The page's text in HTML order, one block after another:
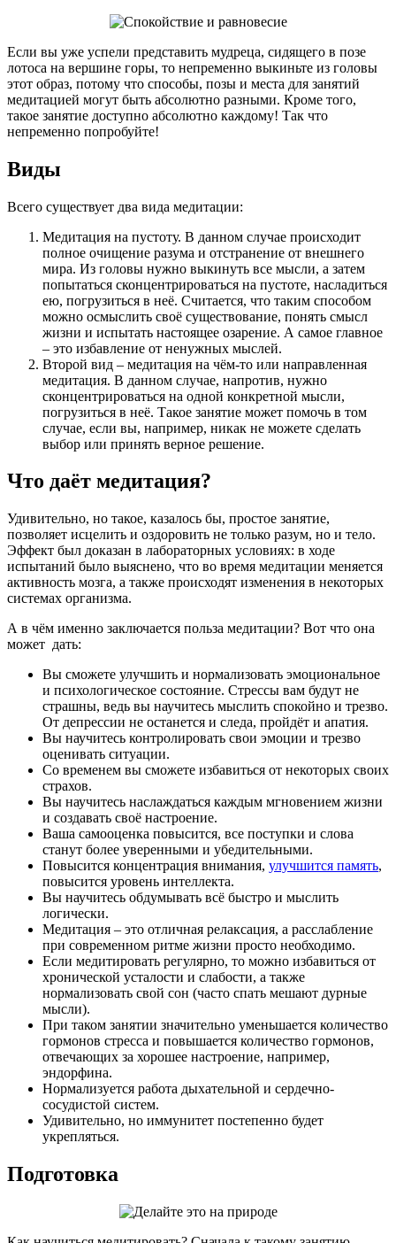
Если вы уже успели представить мудреца, сидящего в позе
лотоса на вершине горы, то непременно выкиньте из головы
этот образ, потому что способы, позы и места для занятий
медитацией могут быть абсолютно разными. Кроме того,
такое занятие доступно абсолютно каждому! Так что
непременно попробуйте!
Виды
Всего существует два вида медитации:
Медитация на пустоту. В данном случае происходит
полное очищение разума и отстранение от внешнего
мира. Из головы нужно выкинуть все мысли, а затем
попытаться сконцентрироваться на пустоте, насладиться
ею, погрузиться в неё. Считается, что таким способом
можно осмыслить своё существование, понять смысл
жизни и испытать настоящее озарение. А самое главное
– это избавление от ненужных мыслей.
Второй вид – медитация на чём-то или направленная
медитация. В данном случае, напротив, нужно
сконцентрироваться на одной конкретной мысли,
погрузиться в неё. Такое занятие может помочь в том
случае, если вы, например, никак не можете сделать
выбор или принять верное решение.
Что даёт медитация?
Удивительно, но такое, казалось бы, простое занятие,
позволяет исцелить и оздоровить не только разум, но и тело.
Эффект был доказан в лабораторных условиях: в ходе
испытаний было выяснено, что во время медитации меняется
активность мозга, а также происходят изменения в некоторых
системах организма.
А в чём именно заключается польза медитации? Вот что она
может дать:
Вы сможете улучшить и нормализовать эмоциональное
и психологическое состояние. Стрессы вам будут не
страшны, ведь вы научитесь мыслить спокойно и трезво.
От депрессии не останется и следа, пройдёт и апатия.
Вы научитесь контролировать свои эмоции и трезво
оценивать ситуации.
Со временем вы сможете избавиться от некоторых своих
страхов.
Вы научитесь наслаждаться каждым мгновением жизни
и создавать своё настроение.
Ваша самооценка повысится, все поступки и слова
станут более уверенными и убедительными.
Повысится концентрация внимания, улучшится память,
повысится уровень интеллекта.
Вы научитесь обдумывать всё быстро и мыслить
логически.
Медитация – это отличная релаксация, а расслабление
при современном ритме жизни просто необходимо.
Если медитировать регулярно, то можно избавиться от
хронической усталости и слабости, а также
нормализовать свой сон (часто спать мешают дурные
мысли).
При таком занятии значительно уменьшается количество
гормонов стресса и повышается количество гормонов,
отвечающих за хорошее настроение, например,
эндорфина.
Нормализуется работа дыхательной и сердечно-
сосудистой систем.
Удивительно, но иммунитет постепенно будет
укрепляться.
Подготовка